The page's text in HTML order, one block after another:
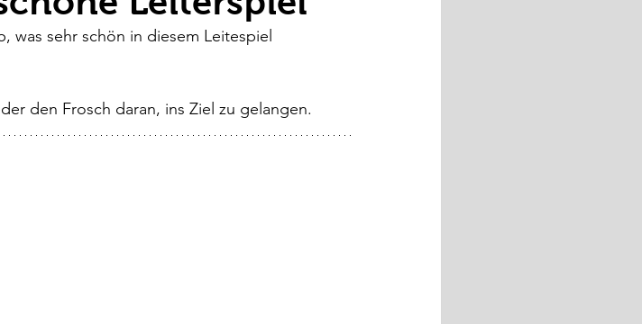
was sehr schön in diesem Leitespiel
den Frosch daran, ins Ziel zu gelangen.